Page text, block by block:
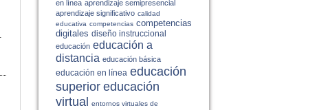
en línea aprendizaje semipresencial
aprendizaje significativo calidad
educativa competencias competencias
digitales diseño instruccional
educación educación a
distancia educación básica
educación en línea educación
superior educación
virtual entornos virtuales de